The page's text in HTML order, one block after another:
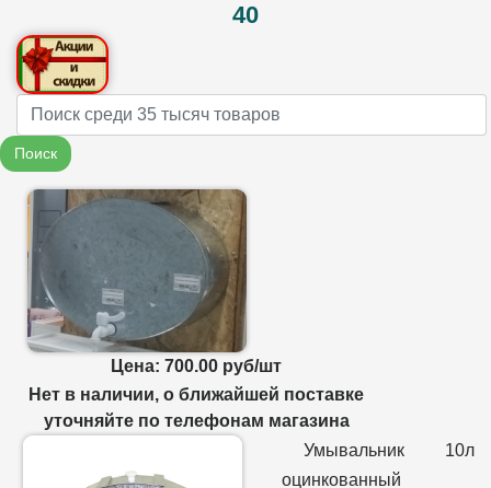
40
Name
Поиск
Цена: 700.00 руб/шт
Нет в наличии, о ближайшей поставке
уточняйте по телефонам магазина
Умывальник 10л
оцинкованный